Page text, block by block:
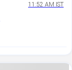
11:52 AM IST